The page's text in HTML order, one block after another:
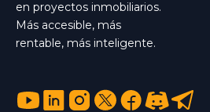
en proyectos inmobiliarios.
Más accesible, más
rentable, más inteligente.